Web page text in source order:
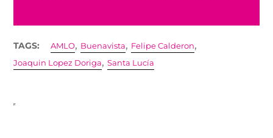
TAGS: AMLO, Buenavista, Felipe Calderon,
Joaquin Lopez Doriga,Santa Lucía